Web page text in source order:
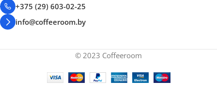
+375 (29) 603-02-25
info@coffeeroom.by
© 2023 Coffeeroom